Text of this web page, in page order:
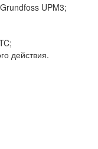
UPM3;
действия.